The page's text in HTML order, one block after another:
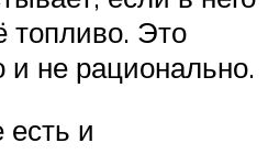
топливо. Это
и не рационально.
и